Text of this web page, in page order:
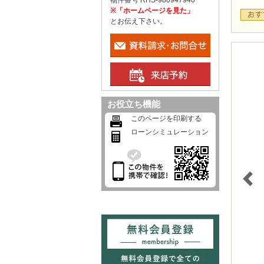
※「ホームページを見た」
とお伝え下さい。
お役立ち機能
このページを印刷する
ローンシミュレーション